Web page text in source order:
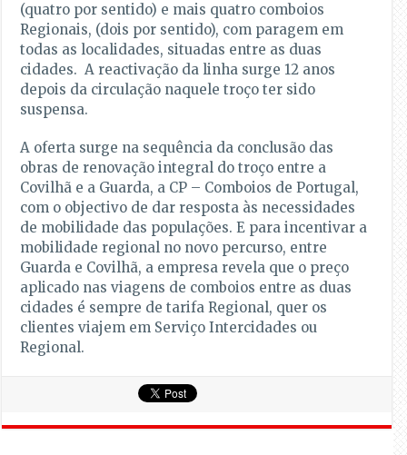
(quatro por sentido) e mais quatro comboios
Regionais, (dois por sentido), com paragem em
todas as localidades, situadas entre as duas
cidades. A reactivação da linha surge 12 anos
depois da circulação naquele troço ter sido
suspensa.
A oferta surge na sequência da conclusão das
obras de renovação integral do troço entre a
Covilhã e a Guarda, a CP – Comboios de Portugal,
com o objectivo de dar resposta às necessidades
de mobilidade das populações. E para incentivar a
mobilidade regional no novo percurso, entre
Guarda e Covilhã, a empresa revela que o preço
aplicado nas viagens de comboios entre as duas
cidades é sempre de tarifa Regional, quer os
clientes viajem em Serviço Intercidades ou
Regional.